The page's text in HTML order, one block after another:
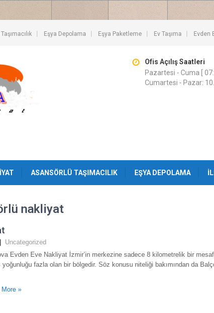
Eşya Depolama Eşya Paketleme Ev Taşıma Evden
Ofis Açılış Saatleri
Pazartesi - Cuma [
Cumartesi - Pazar:
ASANSÖRLÜ TAŞIMACILIK EŞYA DEPOLAMA
nakliyat
| Uncategorized
Evden Eve Nakliyat İzmir’in merkezine sadece 8 kilometrelik bir
yoğunluğu fazla olan bir bölgedir. Söz konusu niteliği bakımından da
More »